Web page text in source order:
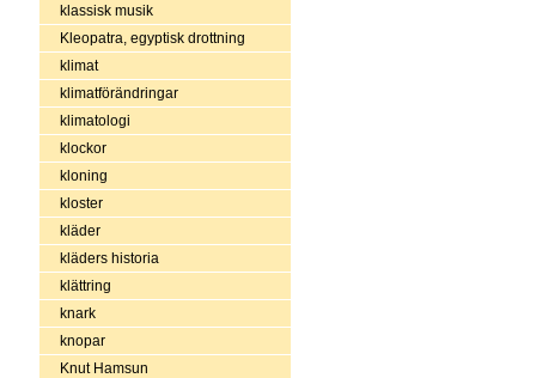
klassisk musik
Kleopatra, egyptisk drottning
klimat
klimatförändringar
klimatologi
klockor
kloning
kloster
kläder
kläders historia
klättring
knark
knopar
Knut Hamsun